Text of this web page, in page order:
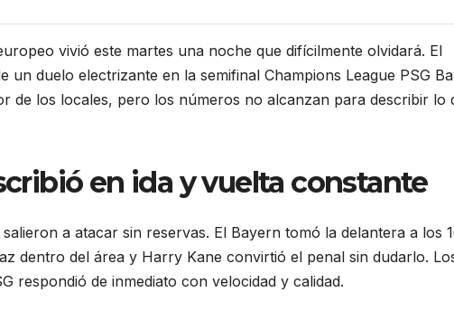
vivió este martes una noche que difícilmente olvidará. El
un duelo electrizante en la semifinal Champions League PSG
de los locales, pero los números no alcanzan para describir lo
en ida y vuelta constante
a atacar sin reservas. El Bayern tomó la delantera a los
dentro del área y Harry Kane convirtió el penal sin dudarlo.
respondió de inmediato con velocidad y calidad.